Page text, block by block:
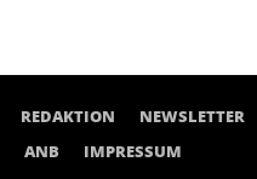
REDAKTION
NEWSLETTER
ANB
IMPRESSUM